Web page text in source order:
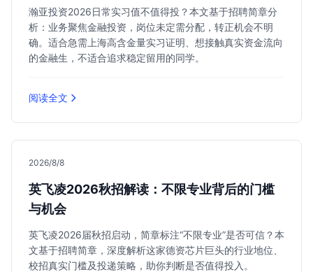
瀚亚投资2026日常实习值不值得投？本文基于招聘简章分
析：业务聚焦金融投资，岗位未定需分配，转正机会不明
确。适合急需上海高含金量实习证明、想接触真实资金流向
的金融生，不适合追求稳定留用的同学。
阅读全文
2026/8/8
英飞凌2026秋招解读：不限专业背后的门槛
与机会
英飞凌2026届秋招启动，简章标注“不限专业”是否可信？本
文基于招聘简章，深度解析这家德资芯片巨头的行业地位、
校招真实门槛及投递策略，助你判断是否值得投入。